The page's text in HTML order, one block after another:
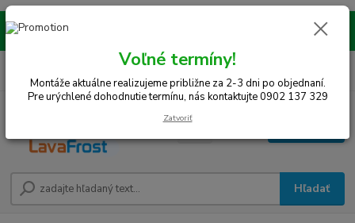
Montáže realizujeme na celom západe SR! Kraje TT, BA, NR, TN, vrátane
Hľadať
(Po-Pia, 8-15 hod.)
0 €
Voľné termíny!
Montáže aktuálne realizujeme približne za 2-3 dni po objednaní.
Pre urýchlené dohodnutie termínu, nás kontaktujte 0902 137 329
Zatvoriť